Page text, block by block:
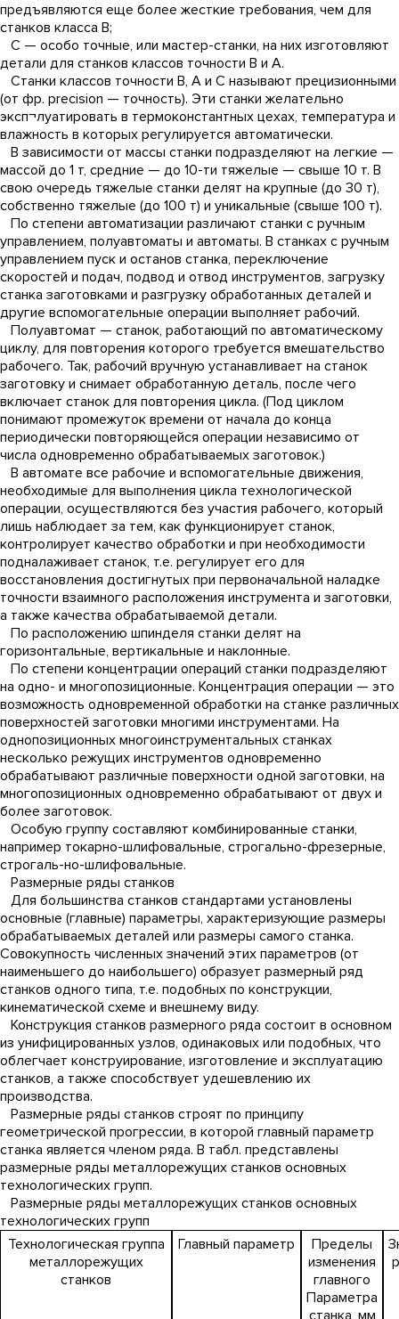
предъявляются еще более жесткие требования, чем для
станков класса В;
С — особо точные, или мастер-станки, на них изготовляют
детали для станков классов точности В и А.
Станки классов точности В, А и С называют прецизионными
(от фр. precision — точность). Эти станки желательно
эксп¬луатировать в термоконстантных цехах, температура и
влажность в которых регулируется автоматически.
В зависимости от массы станки подразделяют на легкие —
массой до 1 т, средние — до 10-ти тяжелые — свыше 10 т. В
свою очередь тяжелые станки делят на крупные (до 30 т),
собственно тяжелые (до 100 т) и уникальные (свыше 100 т).
По степени автоматизации различают станки с ручным
управлением, полуавтоматы и автоматы. В станках с ручным
управлением пуск и останов станка, переключение
скоростей и подач, подвод и отвод инструментов, загрузку
станка заготовками и разгрузку обработанных деталей и
другие вспомогательные операции выполняет рабочий.
Полуавтомат — станок, работающий по автоматическому
циклу, для повторения которого требуется вмешательство
рабочего. Так, рабочий вручную устанавливает на станок
заготовку и снимает обработанную деталь, после чего
включает станок для повторения цикла. (Под циклом
понимают промежуток времени от начала до конца
периодически повторяющейся операции независимо от
числа одновременно обрабатываемых заготовок.)
В автомате все рабочие и вспомогательные движения,
необходимые для выполнения цикла технологической
операции, осуществляются без участия рабочего, который
лишь наблюдает за тем, как функционирует станок,
контролирует качество обработки и при необходимости
подналаживает станок, т.е. регулирует его для
восстановления достигнутых при первоначальной наладке
точности взаимного расположения инструмента и заготовки,
а также качества обрабатываемой детали.
По расположению шпинделя станки делят на
горизонтальные, вертикальные и наклонные.
По степени концентрации операций станки подразделяют
на одно- и многопозиционные. Концентрация операции — это
возможность одновременной обработки на станке различных
поверхностей заготовки многими инструментами. На
однопозиционных многоинструментальных станках
несколько режущих инструментов одновременно
обрабатывают различные поверхности одной заготовки, на
многопозиционных одновременно обрабатывают от двух и
более заготовок.
Особую группу составляют комбинированные станки,
например токарно-шлифовальные, строгально-фрезерные,
строгаль-но-шлифовальные.
Размерные ряды станков
Для большинства станков стандартами установлены
основные (главные) параметры, характеризующие размеры
обрабатываемых деталей или размеры самого станка.
Совокупность численных значений этих параметров (от
наименьшего до наибольшего) образует размерный ряд
станков одного типа, т.е. подобных по конструкции,
кинематической схеме и внешнему виду.
Конструкция станков размерного ряда состоит в основном
из унифицированных узлов, одинаковых или подобных, что
облегчает конструирование, изготовление и эксплуатацию
станков, а также способствует удешевлению их
производства.
Размерные ряды станков строят по принципу
геометрической прогрессии, в которой главный параметр
станка является членом ряда. В табл. представлены
размерные ряды металлорежущих станков основных
технологических групп.
Размерные ряды металлорежущих станков основных
технологических групп
Технологическая группа
металлорежущих
станков
Главный параметр
Пределы
изменения
главного
Параметра
станка, мм